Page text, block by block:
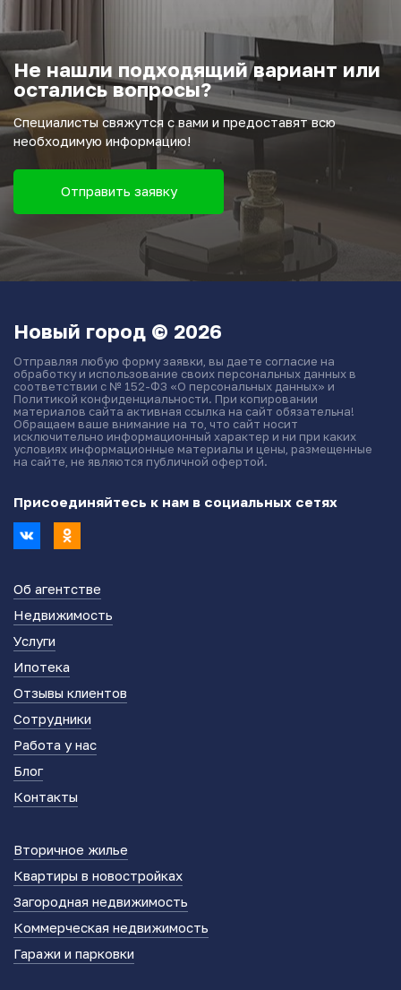
Не нашли подходящий вариант или
остались вопросы?
Специалисты свяжутся с вами и предоставят всю
необходимую информацию!
Отправить заявку
Новый город © 2026
Отправляя любую форму заявки, вы даете согласие на
обработку и использование своих персональных данных в
соответствии с № 152-ФЗ «О персональных данных» и
Политикой конфиденциальности. При копировании
материалов сайта активная ссылка на сайт обязательна!
Обращаем ваше внимание на то, что сайт носит
исключительно информационный характер и ни при каких
условиях информационные материалы и цены, размещенные
на сайте, не являются публичной офертой.
Присоединяйтесь к нам в социальных сетях
Об агентстве
Недвижимость
Услуги
Ипотека
Отзывы клиентов
Сотрудники
Работа у нас
Блог
Контакты
Вторичное жилье
Квартиры в новостройках
Загородная недвижимость
Коммерческая недвижимость
Гаражи и парковки